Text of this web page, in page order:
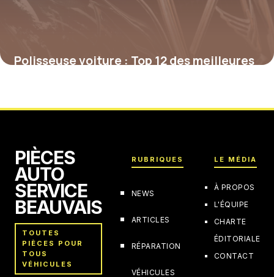
Polisseuse voiture : Top 12 des meilleures
PIÈCES
AUTO
SERVICE
BEAUVAIS
TOUTES
PIÈCES POUR
TOUS
VÉHICULES
RUBRIQUES
NEWS
ARTICLES
RÉPARATION
VÉHICULES
LE MÉDIA
À PROPOS
L'ÉQUIPE
CHARTE
ÉDITORIALE
CONTACT